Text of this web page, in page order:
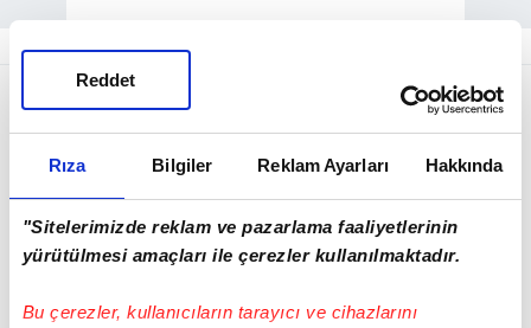
Rıza Bilgiler Reklam Ayarları Hakkında
"Sitelerimizde reklam ve pazarlama faaliyetlerinin
yürütülmesi amaçları ile çerezler kullanılmaktadır.
Bu çerezler, kullanıcıların tarayıcı ve cihazlarını
Reddet
Diyarbakır İl Jandarma Komutanlığı'nca,
Silvan, Hazro ve Kulp ilçesindeki dağlık ve
kırsal alanda operasyon yapıldı.
Operasyonda, terör örgütüPKK
mensuplarınca kullanılan 4 adet kış sığınağı
ile 1 adet mevzii bulundu. Sığınak ve
mevziler imha edilirken, 2 adet AK-47